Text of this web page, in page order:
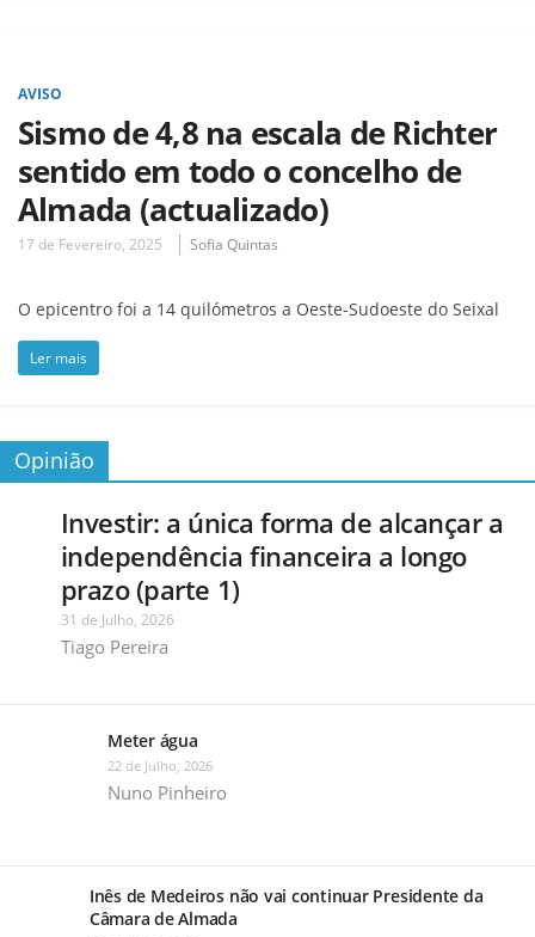
AVISO
Sismo de 4,8 na escala de Richter
sentido em todo o concelho de
Almada (actualizado)
17 de Fevereiro, 2025 Sofia Quintas
O epicentro foi a 14 quilómetros a Oeste-Sudoeste do Seixal
Ler mais
Opinião
Investir: a única forma de alcançar a
independência financeira a longo
prazo (parte 1)
31 de Julho, 2026
Tiago Pereira
Meter água
22 de Julho, 2026
Nuno Pinheiro
Inês de Medeiros não vai continuar Presidente da
Câmara de Almada